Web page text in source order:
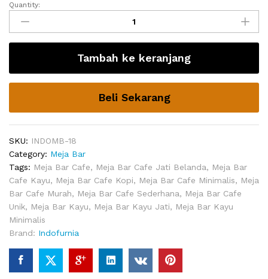
Mini
Bar
Kayu
Daniel
quantity
Quantity:
Tambah ke keranjang
Beli Sekarang
SKU: INDOMB-18
Category: Meja Bar
Tags: Meja Bar Cafe, Meja Bar Cafe Jati Belanda, Meja Bar
Cafe Kayu, Meja Bar Cafe Kopi, Meja Bar Cafe Minimalis, Meja
Bar Cafe Murah, Meja Bar Cafe Sederhana, Meja Bar Cafe
Unik, Meja Bar Kayu, Meja Bar Kayu Jati, Meja Bar Kayu
Minimalis
Brand: Indofurnia